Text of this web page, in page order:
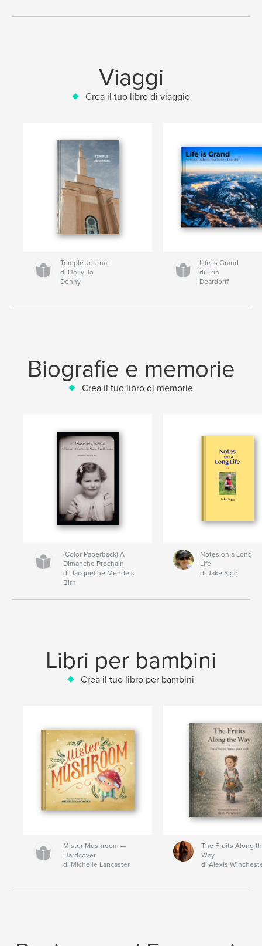
Viaggi
Crea il tuo libro di viaggio
Temple Journal
di Holly Jo
Denny
Life is Grand
di Erin
Deardorff
Biografie e memorie
Crea il tuo libro di memorie
(Color Paperback) A
Dimanche Prochain
di Jacqueline Mendels
Birn
Notes on a Long
Life
di Jake Sigg
Libri per bambini
Crea il tuo libro per bambini
Mister Mushroom —
Hardcover
di Michelle Lancaster
The Fruits Along
Way
di Alexis